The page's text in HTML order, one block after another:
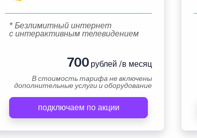
* Безлимитный интернет
с интерактивным телевидением
700рублей /в месяц
В стоимость тарифа не включены
дополнительные услуги и оборудование
подключаем по акции